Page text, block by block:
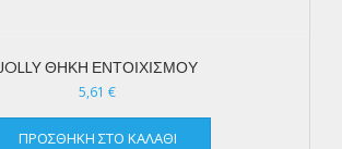
JOLLY ΘΗΚΗ ΕΝΤΟΙΧΙΣΜΟΥ
5,61 €
ΠΡΟΣΘΉΚΗ ΣΤΟ ΚΑΛΆΘΙ